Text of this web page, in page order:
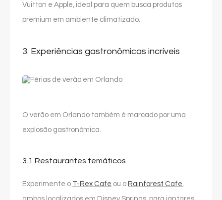
Vuitton e Apple, ideal para quem busca produtos
premium em ambiente climatizado.
3. Experiências gastronômicas incríveis
O verão em Orlando também é marcado por uma
explosão gastronômica.
3.1 Restaurantes temáticos
Experimente o T-Rex Cafe ou o Rainforest Cafe